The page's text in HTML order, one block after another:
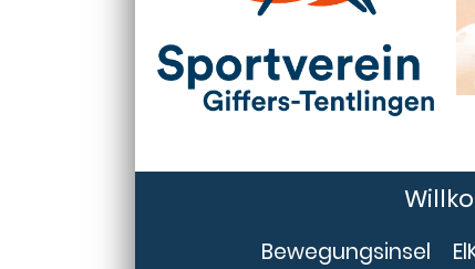
Bewegungsinsel